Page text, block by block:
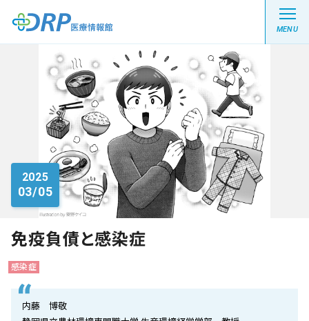
MENU
最新の注目記事
栄養健康レシピ
医療系学生記事
健康川柳
DRP医療情報館とは?
会社概要
2025
03/05
免疫負債と感染症
感染症
内藤 博敬